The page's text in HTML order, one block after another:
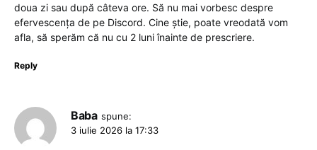
doua zi sau după câteva ore. Să nu mai vorbesc despre
efervescența de pe Discord. Cine știe, poate vreodată vom
afla, să sperăm că nu cu 2 luni înainte de prescriere.
Reply
Baba spune:
3 iulie 2026 la 17:33